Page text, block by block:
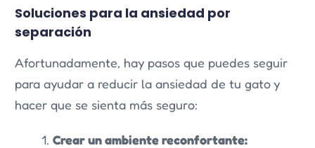
Soluciones para la ansiedad por
separación
Afortunadamente, hay pasos que puedes seguir
para ayudar a reducir la ansiedad de tu gato y
hacer que se sienta más seguro:
Crear un ambiente reconfortante: